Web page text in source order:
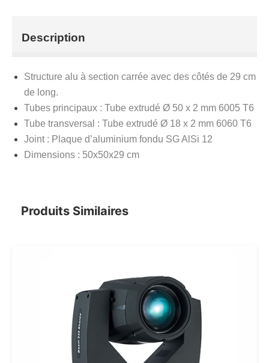
Description
Structure alu à section carrée avec des côtés de 29 cm
de long.
Tubes principaux : Tube extrudé Ø 50 x 2 mm 6005 T6
Tube transversal : Tube extrudé Ø 18 x 2 mm 6060 T6
Joint : Plaque d’aluminium fondu SG AlSi 12
Dimensions : 50x50x29 cm
Produits Similaires